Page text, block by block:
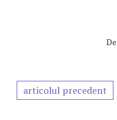
De
articolul precedent